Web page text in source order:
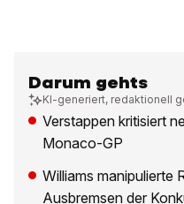
Darum gehts
KI-generiert, redaktionell
Verstappen kritisiert
Monaco-GP
Williams manipulierte
Ausbremsen der